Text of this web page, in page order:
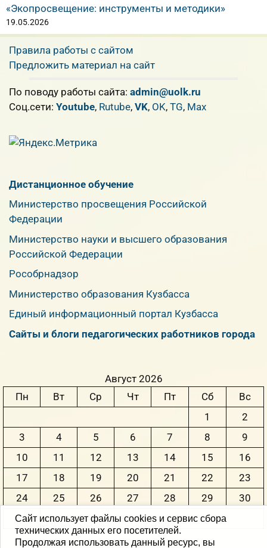
«Экопросвещение: инструменты и методики»
19.05.2026
Правила работы с сайтом
Предложить материал на сайт
По поводу работы сайта: admin@uolk.ru
Cоц.сети: Youtube, Rutube, VK, OK, TG, Max
Дистанционное обучение
Министерство просвещения Российской
Федерации
Министерство науки и высшего образования
Российской Федерации
Рособрнадзор
Министерство образования Кузбасса
Единый информационный портал Кузбасса
Сайты и блоги педагогических работников города
Август 2026
Пн
Вт Ср Чт Пт Сб
Вс
1
2
3
4 5 6 7 8
9
10
11 12 13 14 15
16
17
18 19 20 21 22
23
24
25 26 27 28 29
30
31
Сайт использует файлы cookies и сервис сбора
технических данных его посетителей.
Продолжая использовать данный ресурс, вы